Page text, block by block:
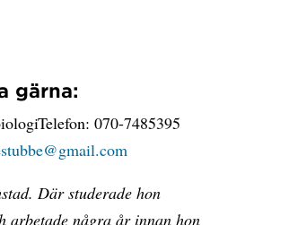
gärna:
070-7485395
Där studerade hon
arbetade några år innan hon